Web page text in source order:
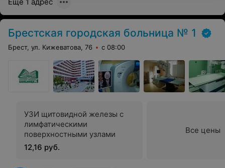
Брестская городская больница № 1
Брест, ул. Кижеватова, 76 с 08:00
УЗИ щитовидной железы с
лимфатическими
поверхностными узлами
12,16 руб.
Все цены